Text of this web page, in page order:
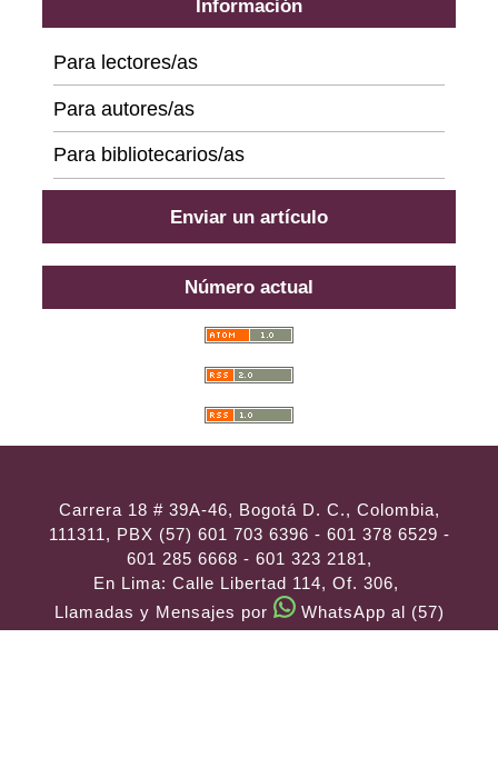
Información
Para lectores/as
Para autores/as
Para bibliotecarios/as
Enviar un artículo
Número actual
Carrera 18 # 39A-46, Bogotá D. C., Colombia,
111311, PBX (57) 601 703 6396 - 601 378 6529 -
601 285 6668 - 601 323 2181,
En Lima: Calle Libertad 114, Of. 306,
Llamadas y Mensajes por
WhatsApp al (57)